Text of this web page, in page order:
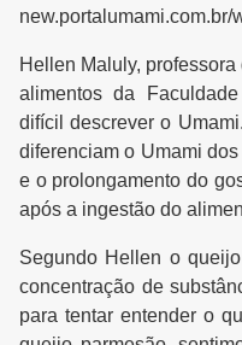
new.portalumami.com.br/
Hellen Maluly,
alimentos da
difícil descrever o
diferenciam o Umami
e o prolongamento do
após a ingestão do
Segundo Hellen o
concentração de
para tentar entender o